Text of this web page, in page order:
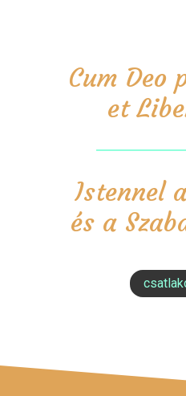
Cum Deo
et
Istennel
és a